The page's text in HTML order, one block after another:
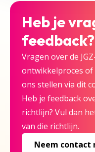
Heb je
feedback?
Vragen over de
ontwikkelproces of
ons stellen via dit
Heb je feedback
richtlijn? Vul dan
van die richtlijn.
Neem contact